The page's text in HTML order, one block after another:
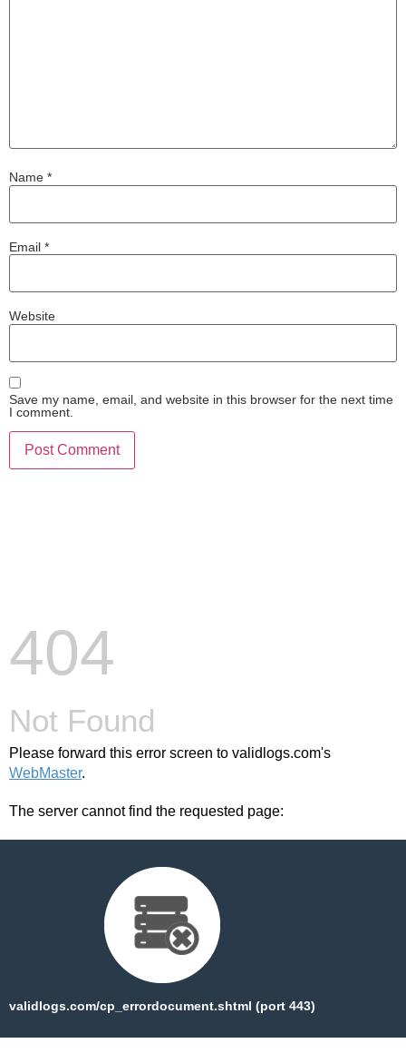
Name *
Email *
Website
Save my name, email, and website in this browser for the next time
I comment.
404
Not Found
Please forward this error screen to validlogs.com's
WebMaster.
The server cannot find the requested page:
validlogs.com/cp_errordocument.shtml (port 443)